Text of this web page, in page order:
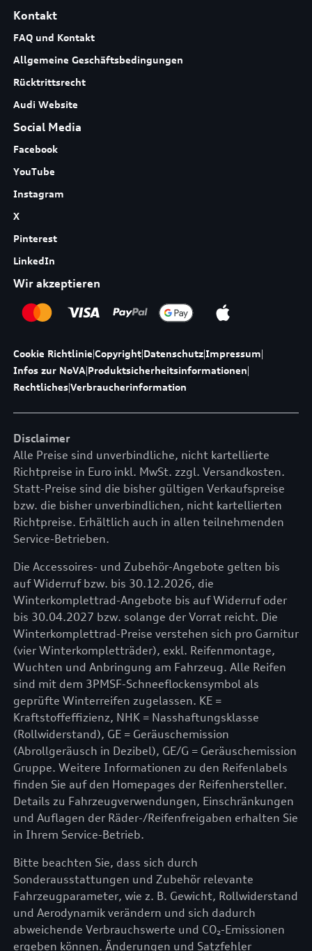
Kontakt
FAQ und Kontakt
Allgemeine Geschäftsbedingungen
Rücktrittsrecht
Audi Website
Social Media
Facebook
YouTube
Instagram
X
Pinterest
LinkedIn
Wir akzeptieren
Cookie Richtlinie|Copyright|Datenschutz|Impressum|
Infos zur NoVA|Produktsicherheitsinformationen|
Rechtliches|Verbraucherinformation
Disclaimer
Alle Preise sind unverbindliche, nicht kartellierte
Richtpreise in Euro inkl. MwSt. zzgl. Versandkosten.
Statt-Preise sind die bisher gültigen Verkaufspreise
bzw. die bisher unverbindlichen, nicht kartellierten
Richtpreise. Erhältlich auch in allen teilnehmenden
Service-Betrieben.
Die Accessoires- und Zubehör-Angebote gelten bis
auf Widerruf bzw. bis 30.12.2026, die
Winterkomplettrad-Angebote bis auf Widerruf oder
bis 30.04.2027 bzw. solange der Vorrat reicht. Die
Winterkomplettrad-Preise verstehen sich pro Garnitur
(vier Winterkompletträder), exkl. Reifenmontage,
Wuchten und Anbringung am Fahrzeug. Alle Reifen
sind mit dem 3PMSF-Schneeflockensymbol als
geprüfte Winterreifen zugelassen. KE =
Kraftstoffeffizienz, NHK = Nasshaftungsklasse
(Rollwiderstand), GE = Geräuschemission
(Abrollgeräusch in Dezibel), GE/G = Geräuschemission
Gruppe. Weitere Informationen zu den Reifenlabels
finden Sie auf den Homepages der Reifenhersteller.
Details zu Fahrzeugverwendungen, Einschränkungen
und Auflagen der Räder-/Reifenfreigaben erhalten Sie
in Ihrem Service-Betrieb.
Bitte beachten Sie, dass sich durch
Sonderausstattungen und Zubehör relevante
Fahrzeugparameter, wie z. B. Gewicht, Rollwiderstand
und Aerodynamik verändern und sich dadurch
abweichende Verbrauchswerte und CO₂-Emissionen
ergeben können. Änderungen und Satzfehler